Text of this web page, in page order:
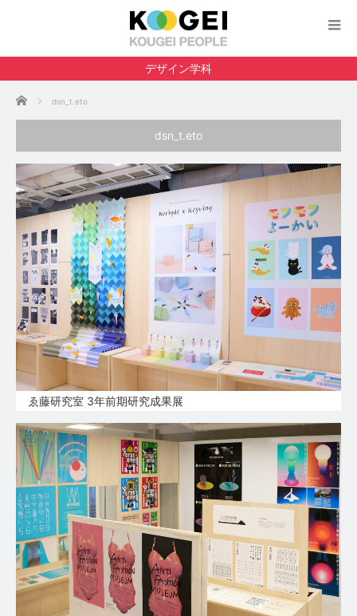
デザイン学科
ホーム dsn_t.eto
dsn_t.eto
ゑ藤研究室 3年前期研究成果展